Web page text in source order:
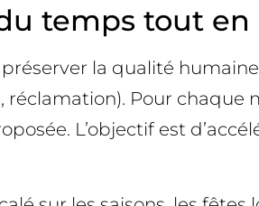
temps tout
la qualité
Pour chaque
L’objectif est